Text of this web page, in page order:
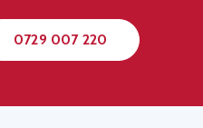
0729 007 220